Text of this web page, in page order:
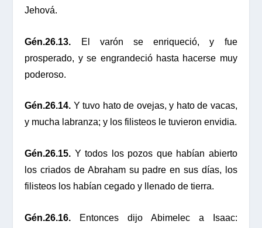
Jehová.
Gén.26.13. El varón se enriqueció, y fue
prosperado, y se engrandeció hasta hacerse muy
poderoso.
Gén.26.14. Y tuvo hato de ovejas, y hato de vacas,
y mucha labranza; y los filisteos le tuvieron envidia.
Gén.26.15. Y todos los pozos que habían abierto
los criados de Abraham su padre en sus días, los
filisteos los habían cegado y llenado de tierra.
Gén.26.16. Entonces dijo Abimelec a Isaac: